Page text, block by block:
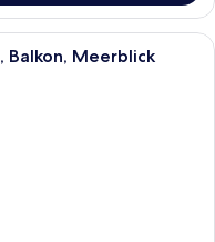
Hotelzimmer mit
Meerblick